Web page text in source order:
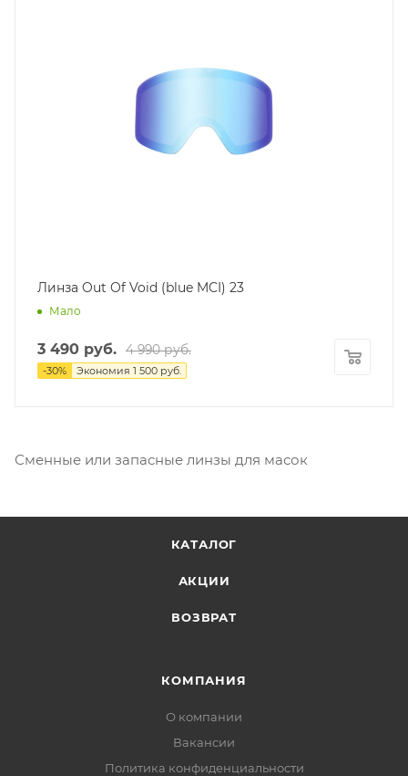
Линза Out Of Void (blue MCI) 23
Мало
3 490 руб. 4 990руб.
-30% Экономия 1 500 руб.
Сменные или запасные линзы для масок
КАТАЛОГ
АКЦИИ
ВОЗВРАТ
КОМПАНИЯ
О компании
Вакансии
Политика конфиденциальности